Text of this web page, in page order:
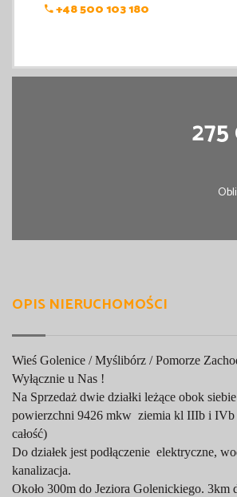
+48 500 103 180
OPIS NIERUCHOMOŚCI
Wieś Golenice / Myślibórz / Pomorze
Wyłącznie u Nas !
Na Sprzedaż dwie działki leżące obok siebie
powierzchni 9426 mkw ziemia kl IIIb i IVb
całość)
Do działek jest podłączenie elektryczne,
kanalizacja.
Około 300m do Jeziora Golenickiego. 3km